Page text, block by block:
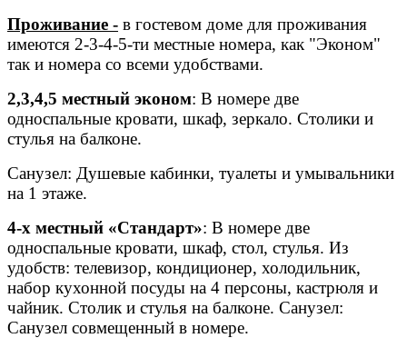
Проживание - в гостевом доме для проживания
имеются 2-3-4-5-ти местные номера, как "Эконом"
так и номера со всеми удобствами.
2,3,4,5 местный эконом: В номере две
односпальные кровати, шкаф, зеркало. Столики и
стулья на балконе.
Санузел: Душевые кабинки, туалеты и умывальники
на 1 этаже.
4-х местный «Стандарт»: В номере две
односпальные кровати, шкаф, стол, стулья. Из
удобств: телевизор, кондиционер, холодильник,
набор кухонной посуды на 4 персоны, кастрюля и
чайник. Столик и стулья на балконе. Санузел:
Санузел совмещенный в номере.